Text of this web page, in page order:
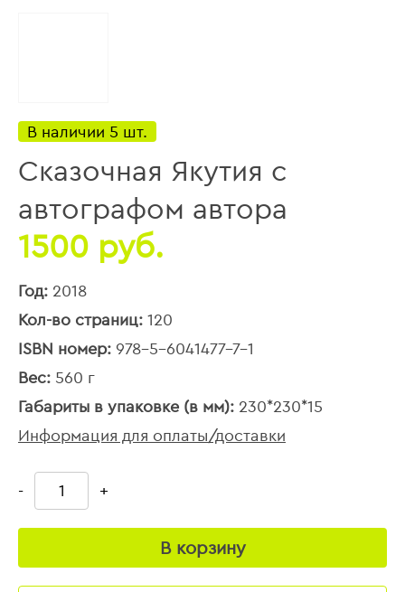
В наличии 5 шт.
Сказочная Якутия с
автографом автора
1500 руб.
Год: 2018
Кол-во страниц: 120
ISBN номер: 978-5-6041477-7-1
Вес: 560 г
Габариты в упаковке (в мм): 230*230*15
Информация для оплаты/доставки
- +
В корзину